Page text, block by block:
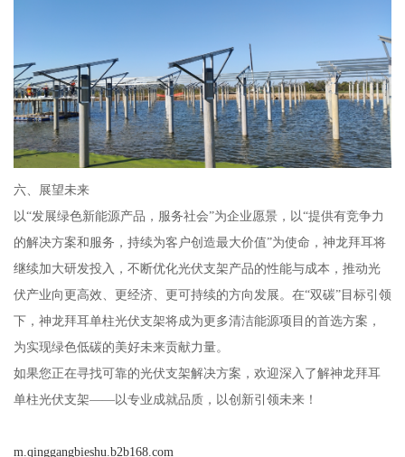
六、展望未来
以“发展绿色新能源产品，服务社会”为企业愿景，以“提供有竞争力
的解决方案和服务，持续为客户创造最大价值”为使命，神龙拜耳将
继续加大研发投入，不断优化光伏支架产品的性能与成本，推动光
伏产业向更高效、更经济、更可持续的方向发展。在“双碳”目标引领
下，神龙拜耳单柱光伏支架将成为更多清洁能源项目的首选方案，
为实现绿色低碳的美好未来贡献力量。
如果您正在寻找可靠的光伏支架解决方案，欢迎深入了解神龙拜耳
单柱光伏支架——以专业成就品质，以创新引领未来！
m.qinggangbieshu.b2b168.com